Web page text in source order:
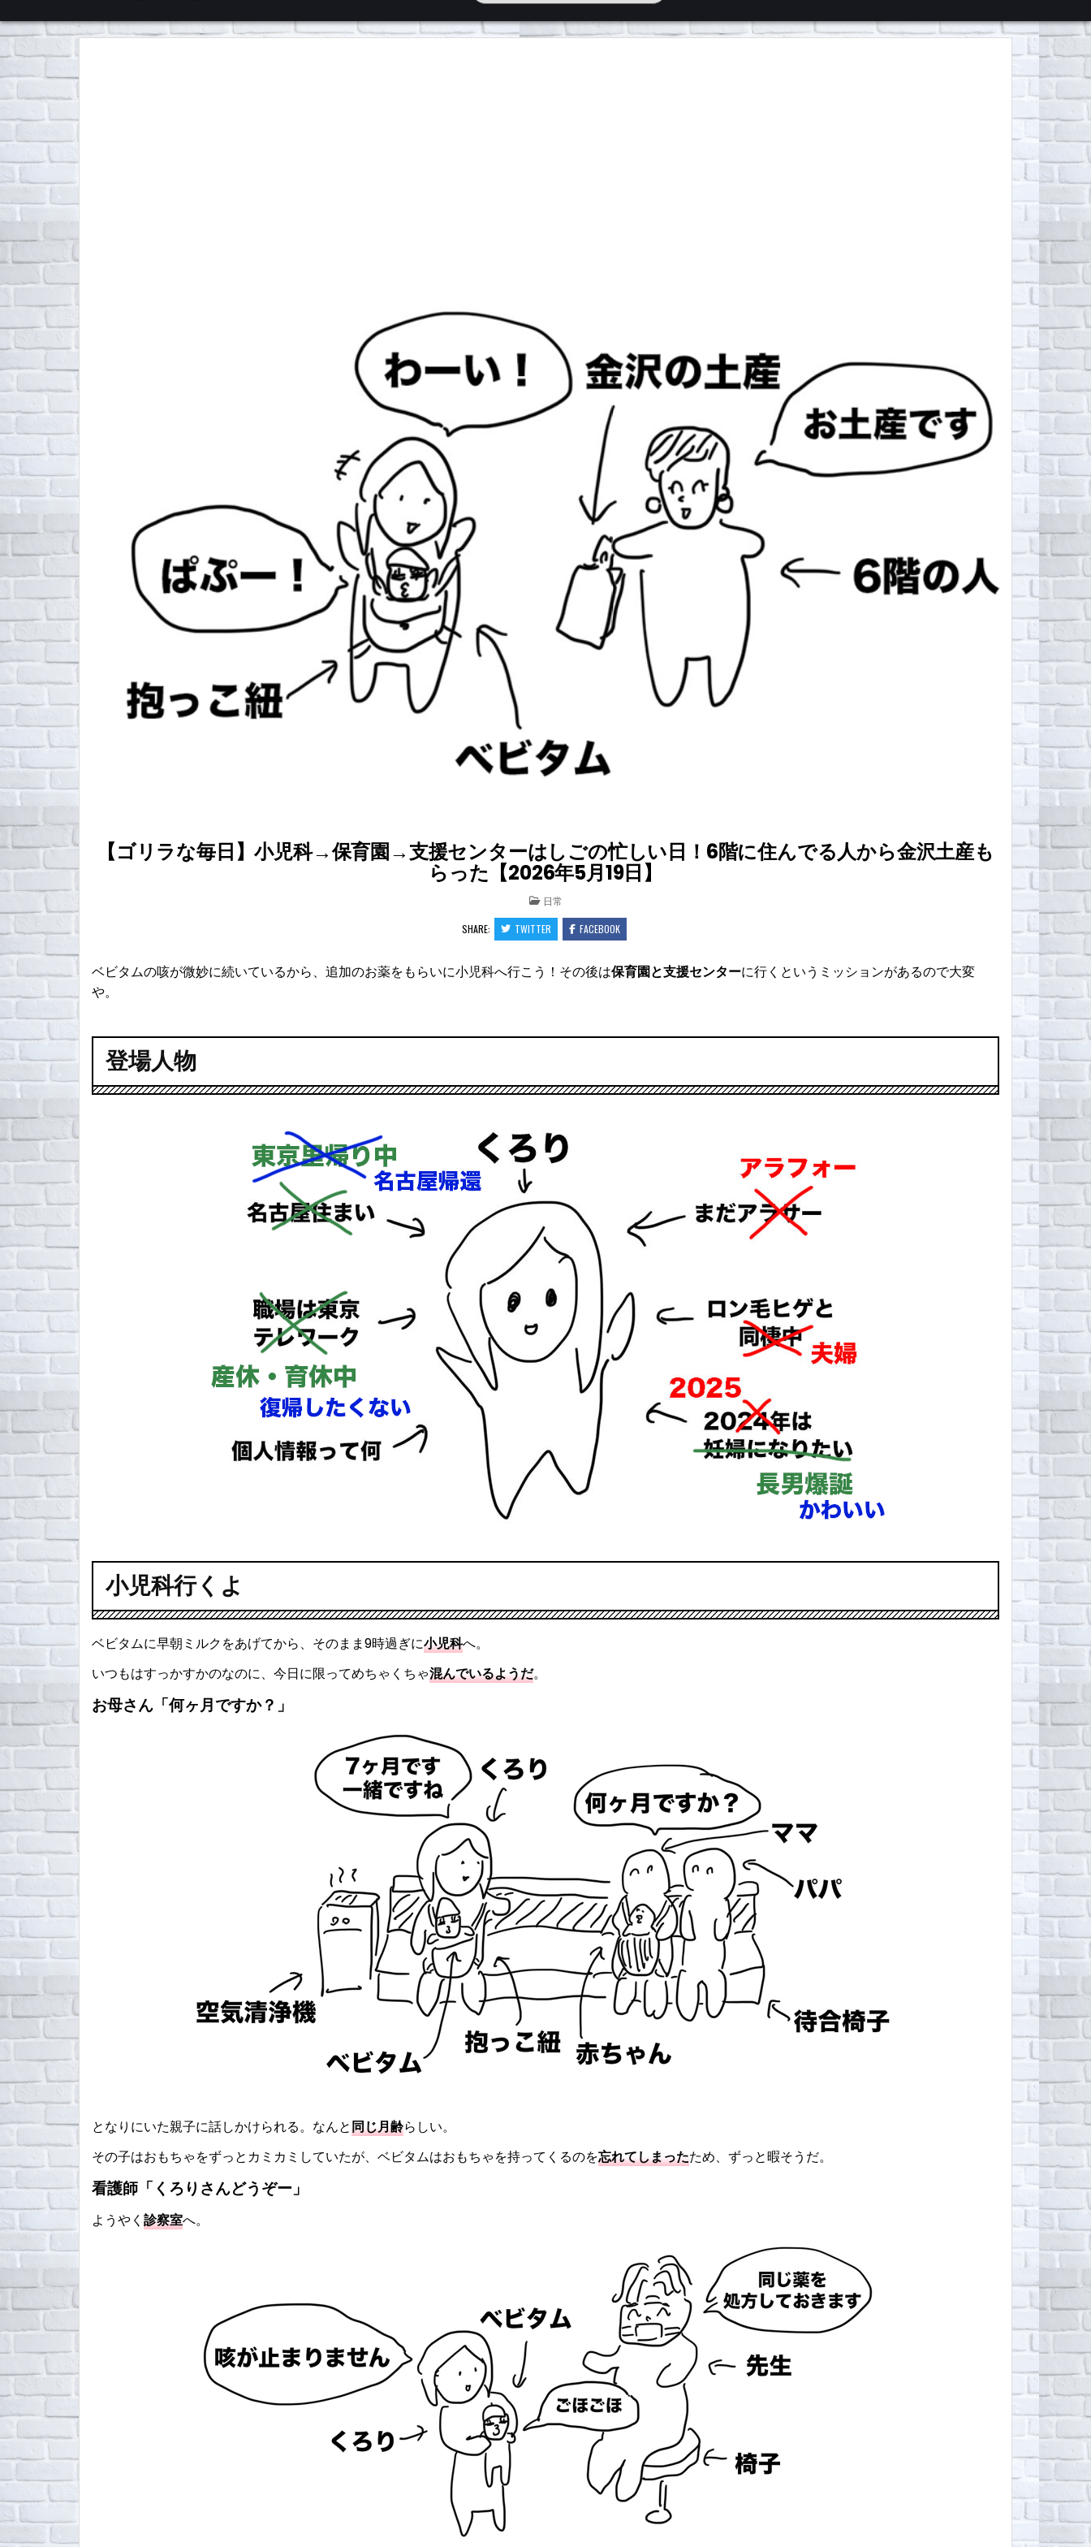
くろチャンネル
【ゴリラな毎日】小児科→保育園→支援センターはしごの忙しい日！6階に住んでる人から金沢土産も
らった【2026年5月19日】
POSTED
IN
日常
SHARE: TWITTER FACEBOOK
ベビタムの咳が微妙に続いているから、追加のお薬をもらいに小児科へ行こう！その後は保育園と支援センターに行くというミッションがあるので大変
や。
登場人物
小児科行くよ
ベビタムに早朝ミルクをあげてから、そのまま9時過ぎに小児科へ。
いつもはすっかすかのなのに、今日に限ってめちゃくちゃ混んでいるようだ。
お母さん「何ヶ月ですか？」
となりにいた親子に話しかけられる。なんと同じ月齢らしい。
その子はおもちゃをずっとカミカミしていたが、ベビタムはおもちゃを持ってくるのを忘れてしまったため、ずっと暇そうだ。
看護師「くろりさんどうぞー」
ようやく 診察室へ。